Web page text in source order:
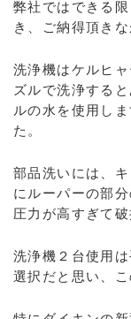
弊社ではできる
き、ご納得頂き
洗浄機はケルヒ
ズルで洗浄する
ルの水を使用し
た。
部品洗いには、
にルーパーの部
圧力が高すぎて
洗浄機２台使用
選択だと思い、